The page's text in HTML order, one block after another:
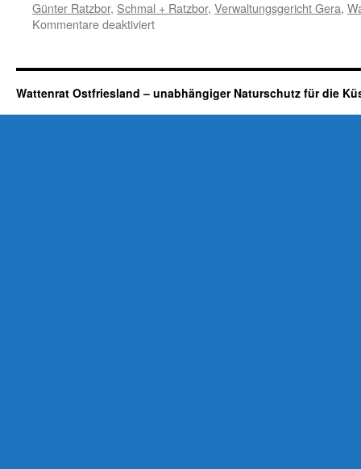
Günter Ratzbor, Schmal + Ratzbor, Verwaltungsgericht Gera,
Kommentare deaktiviertfür
Wald?
Günter
und
Wattenrat Ostfriesland – unabhängiger Naturschutz für die